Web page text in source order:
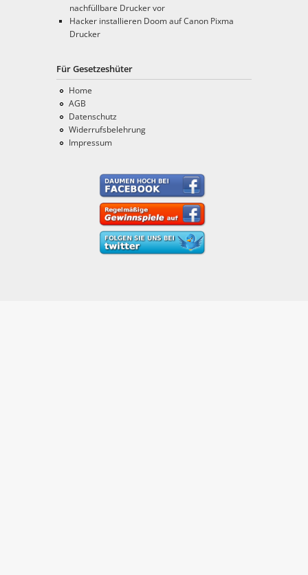
nachfüllbare Drucker vor
Hacker installieren Doom auf Canon Pixma
Drucker
Für Gesetzeshüter
Home
AGB
Datenschutz
Widerrufsbelehrung
Impressum